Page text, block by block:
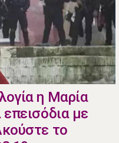
η Μαρία
με
το